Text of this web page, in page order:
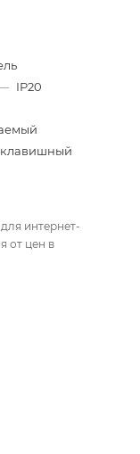
IP20
интернет-
от цен в